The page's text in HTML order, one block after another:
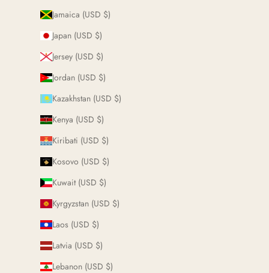
Jamaica (USD $)
Japan (USD $)
Jersey (USD $)
Jordan (USD $)
Kazakhstan (USD $)
Kenya (USD $)
Kiribati (USD $)
Kosovo (USD $)
Kuwait (USD $)
Kyrgyzstan (USD $)
Laos (USD $)
Latvia (USD $)
Lebanon (USD $)